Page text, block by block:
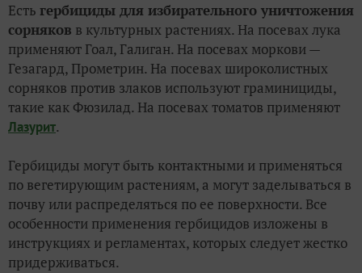
Есть гербициды для избирательного уничтожения
сорняков в культурных растениях. На посевах лука
применяют Гоал, Галиган. На посевах моркови —
Гезагард, Прометрин. На посевах широколистных
сорняков против злаков используют граминициды,
такие как Фюзилад. На посевах томатов применяют
Лазурит.
Гербициды могут быть контактными и применяться
по вегетирующим растениям, а могут заделываться в
почву или распределяться по ее поверхности. Все
особенности применения гербицидов изложены в
инструкциях и регламентах, которых следует жестко
придерживаться.